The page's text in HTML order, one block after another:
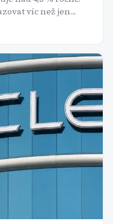
víc než jen
fondy jsou
zdá.